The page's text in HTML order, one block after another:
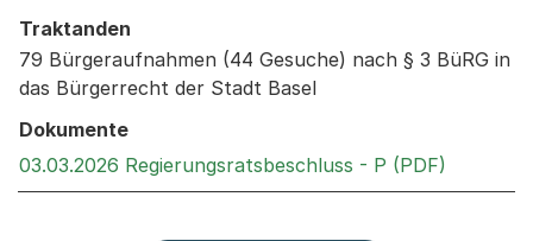
Traktanden
79 Bürgeraufnahmen (44 Gesuche) nach § 3 BüRG in
das Bürgerrecht der Stadt Basel
Dokumente
03.03.2026 Regierungsratsbeschluss - P (PDF)